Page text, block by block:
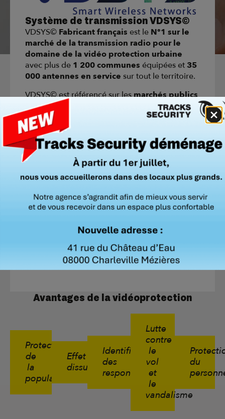
Système de transmission VDSYS©
VDSYS© Fabricant français est le N°1 sur le
marché de la transmission radio pour le
domaine de la vidéo protection urbaine
avec plus de 1 200 communes équipées et35
000 antennes en service sur tout le territoire.
VDSYS© est référencé sur lesmarchés publics
prestigieux : la Métropole Nice Côte d’Azur, la
MEL, le Sipperec IDF, l’UGAP, Seine et Yvelines
Numériques et le Sictiam.
Les solutions VDSYS© detransmission sans fil
sécurisées sur les bandes de fréquences
5Ghz, 24Ghz et 60Ghzsont conformes à
toutes les normes, législations et la dernière
L’exigence deVDSYS©a permis de créer des
produits durciset unegamme Atex
donnant accès aux marchés
militaires,
nucléaires, portuaires, pétroliers,
industrielsetSeveso.
Avantages de la vidéoprotection
Protection
de
la
population
Effet
dissuasif
Identification
des
responsables
Lutte
contre
le
vol
et
le
vandalisme
du